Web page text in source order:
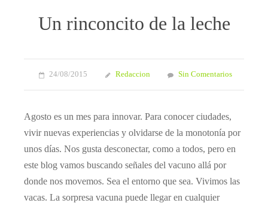
Un rinconcito de la leche
24/08/2015 Redaccion Sin Comentarios
Agosto es un mes para innovar. Para conocer ciudades,
vivir nuevas experiencias y olvidarse de la monotonía por
unos días. Nos gusta desconectar, como a todos, pero en
este blog vamos buscando señales del vacuno allá por
donde nos movemos. Sea el entorno que sea. Vivimos las
vacas. La sorpresa vacuna puede llegar en cualquier